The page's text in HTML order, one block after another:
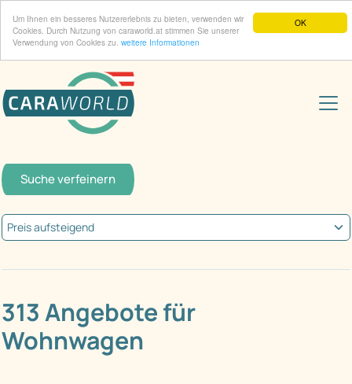
OK
Um Ihnen ein besseres Nutzererlebnis zu bieten, verwenden wir
Cookies. Durch Nutzung von caraworld.at stimmen Sie unserer
Verwendung von Cookies zu. weitere Informationen
Suche verfeinern
313 Angebote für
Wohnwagen